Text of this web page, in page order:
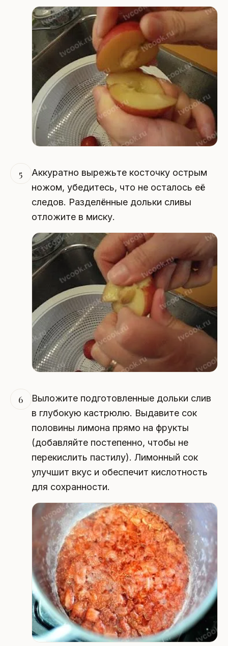
5
Аккуратно вырежьте косточку острым
ножом, убедитесь, что не осталось её
следов. Разделённые дольки сливы
отложите в миску.
6
Выложите подготовленные дольки слив
в глубокую кастрюлю. Выдавите сок
половины лимона прямо на фрукты
(добавляйте постепенно, чтобы не
переки​слить пастилу). Лимонный сок
улучшит вкус и обеспечит кислотность
для сохранности.